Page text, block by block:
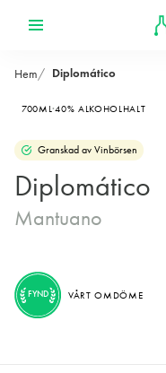
Hem Diplomático
700ML 40% ALKOHOLHALT
Granskad av Vinbörsen
Diplomático
Mantuano
FYND VÅRT OMDÖME